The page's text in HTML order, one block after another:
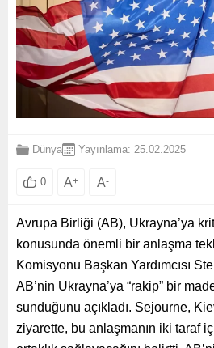
Dünya Yayınlama: 25.02.2025
0 A+ A-
Avrupa Birliği (AB), Ukrayna’ya
konusunda önemli bir anlaşma
Komisyonu Başkan Yardımcısı
AB’nin Ukrayna’ya “rakip” bir
sunduğunu açıkladı. Sejourne,
ziyarette, bu anlaşmanın iki taraf